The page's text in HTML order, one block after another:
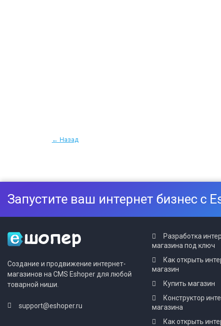
← Назад
Запустите ваш интернет бизнес с
Создание и продвижение интернет-
магазинов на CMS Eshoper для любой
товарной ниши.
support@eshoper.ru
Разработка
магазина под ключ
Как открыть
магазин
Купить магазин
Конструктор
магазина
Как открыть